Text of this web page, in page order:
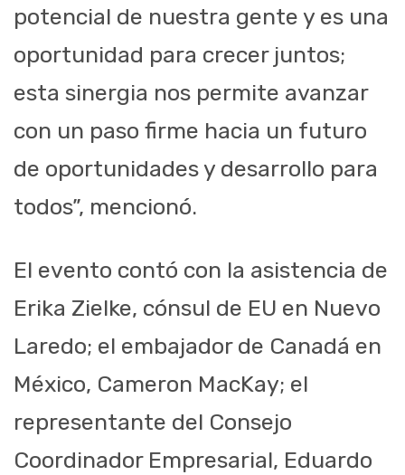
potencial de nuestra gente y es una
oportunidad para crecer juntos;
esta sinergia nos permite avanzar
con un paso firme hacia un futuro
de oportunidades y desarrollo para
todos”, mencionó.
El evento contó con la asistencia de
Erika Zielke, cónsul de EU en Nuevo
Laredo; el embajador de Canadá en
México, Cameron MacKay; el
representante del Consejo
Coordinador Empresarial, Eduardo